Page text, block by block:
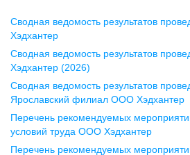
Воронеж
ул. Комиссаржевской, д. 10,
офис 1212
+7 473 280-05-05
pr@vrn.hh.ru
Сводная ведомость результатов
Хэдхантер
Сводная ведомость результатов
Хэдхантер (2026)
Сводная ведомость результатов
Ярославский филиал ООО Хэдхантер
Перечень рекомендуемых
условий труда ООО Хэдхантер
Перечень рекомендуемых